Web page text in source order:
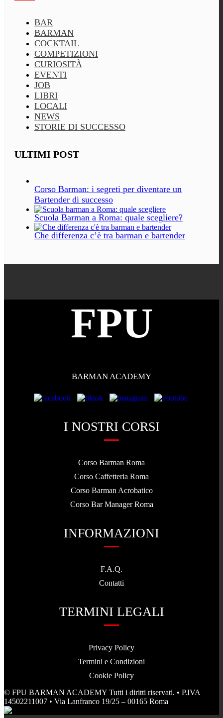
BAR
BARMAN
COCKTAIL
COMPETIZIONI
CURIOSITÀ
EVENTI
JOB
LIBRI
LOCALI
NEWS
STORIE DI SUCCESSO
ULTIMI POST
Corso Barman: i segreti per diventare un
Bartender di successo
Scuola Barman a Roma: quale scegliere?
Che differenza c’è tra barman e bartender
FPU
BARMAN ACADEMY
I NOSTRI CORSI
Corso Barman Roma
Corso Caffetteria Roma
Corso Barman Acrobatico
Corso Bar Manager Roma
INFORMAZIONI
F.A.Q.
Contatti
TERMINI LEGALI
Privacy Policy
Termini e Condizioni
Cookie Policy
© FPU BARMAN ACADEMY Tutti i diritti riservati. • P.IVA
14502211007 • Via Lanfranco 19/25 – 00165 Roma